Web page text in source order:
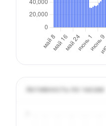
Активность по часам